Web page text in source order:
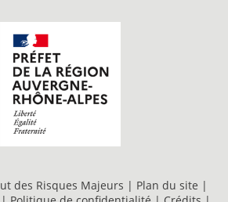
des Risques Majeurs | Plan du site |